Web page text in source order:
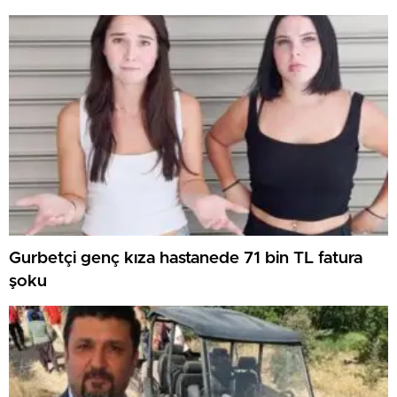
Gurbetçi genç kıza hastanede 71 bin TL fatura
şoku